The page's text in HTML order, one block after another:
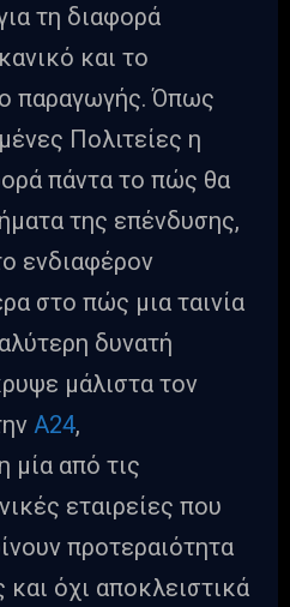
τη διαφορά
και το
παραγωγής. Όπως
Πολιτείες η
πάντα το πώς θα
της επένδυσης,
ενδιαφέρον
στο πώς μια ταινία
δυνατή
μάλιστα τον
A24,
μία από τις
εταιρείες που
προτεραιότητα
όχι αποκλειστικά